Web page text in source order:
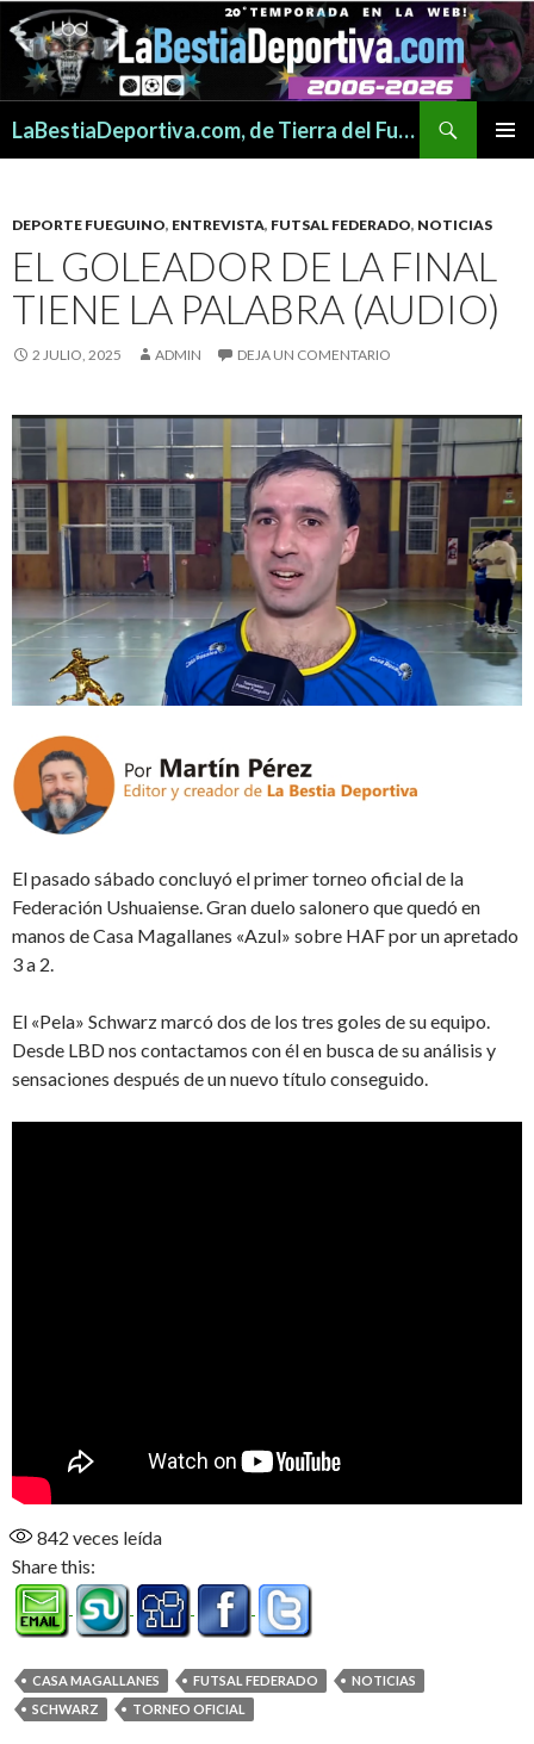
LaBestiaDeportiva.com, de Tierra del Fuego para todo el mundo
DEPORTE FUEGUINO, ENTREVISTA, FUTSAL FEDERADO, NOTICIAS
EL GOLEADOR DE LA FINAL
TIENE LA PALABRA (AUDIO)
2 JULIO, 2025 ADMIN DEJA UN COMENTARIO
El pasado sábado concluyó el primer torneo oficial de la
Federación Ushuaiense. Gran duelo salonero que quedó en
manos de Casa Magallanes «Azul» sobre HAF por un apretado
3 a 2.
El «Pela» Schwarz marcó dos de los tres goles de su equipo.
Desde LBD nos contactamos con él en busca de su análisis y
sensaciones después de un nuevo título conseguido.
842 veces leída
Share this:
CASA MAGALLANES FUTSAL FEDERADO
NOTICIAS
SCHWARZ
TORNEO OFICIAL